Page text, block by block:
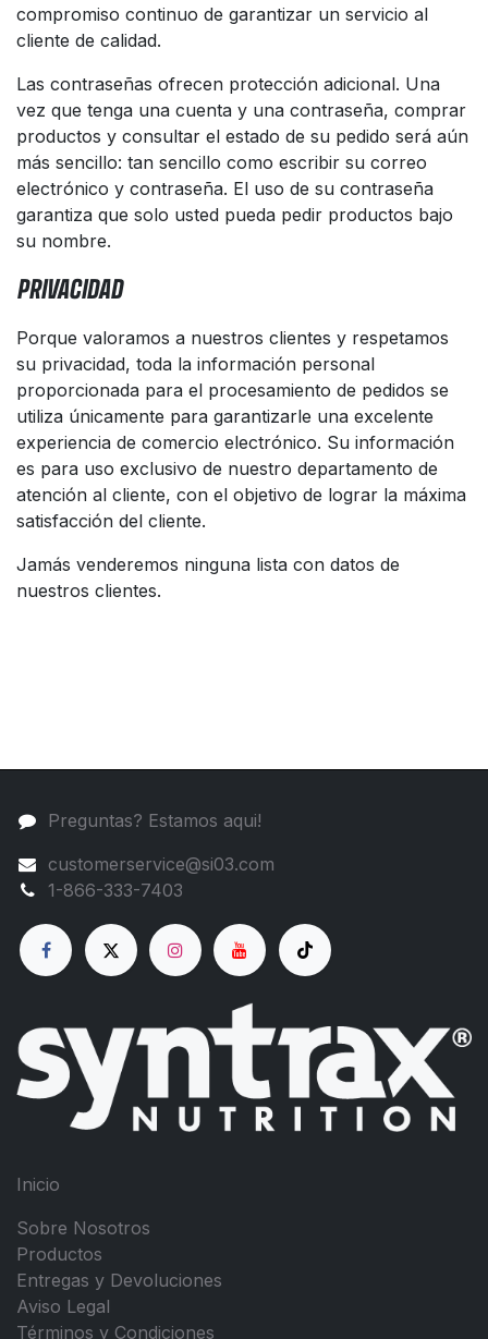
compromiso continuo de garantizar un servicio al
cliente de calidad.
Las contraseñas ofrecen protección adicional. Una
vez que tenga una cuenta y una contraseña, comprar
productos y consultar el estado de su pedido será aún
más sencillo: tan sencillo como escribir su correo
electrónico y contraseña. El uso de su contraseña
garantiza que solo usted pueda pedir productos bajo
su nombre.
PRIVACIDAD
Porque valoramos a nuestros clientes y respetamos
su privacidad, toda la información personal
proporcionada para el procesamiento de pedidos se
utiliza únicamente para garantizarle una excelente
experiencia de comercio electrónico. Su información
es para uso exclusivo de nuestro departamento de
atención al cliente, con el objetivo de lograr la máxima
satisfacción del cliente.
Jamás venderemos ninguna lista con datos de
nuestros clientes.
Preguntas? Estamos aqui!
customerservice@si03.com
1-866-333-7403
Inicio
Sobre Nosotros
Productos
Entregas y Devoluciones
Aviso Legal
Términos y Condiciones